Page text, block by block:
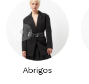
Abrigos
Mi cuenta
Ayuda